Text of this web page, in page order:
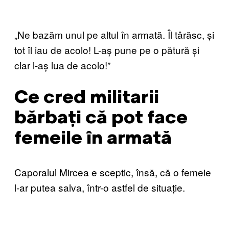
„Ne bazăm unul pe altul în armată. Îl târăsc, și
tot îl iau de acolo! L-aș pune pe o pătură și
clar l-aș lua de acolo!”
Ce cred militarii
bărbați că pot face
femeile în armată
Caporalul Mircea e sceptic, însă, că o femeie
l-ar putea salva, într-o astfel de situație.